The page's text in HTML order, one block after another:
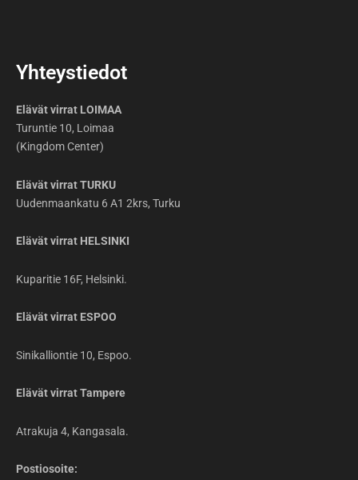
Yhteystiedot
Elävät virrat LOIMAA
Turuntie 10, Loimaa
(Kingdom Center)
Elävät virrat TURKU
Uudenmaankatu 6 A1 2krs, Turku
Elävät virrat HELSINKI
Kuparitie 16F, Helsinki.
Elävät virrat ESPOO
Sinikalliontie 10, Espoo.
Elävät virrat Tampere
Atrakuja 4, Kangasala.
Postiosoite: